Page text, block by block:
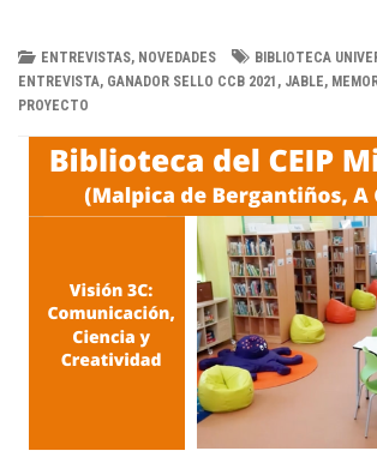
n
e
d
ENTREVISTAS, NOVEDADES BIBLIOTECA
ENTREVISTA, GANADOR SELLO CCB 2021 , JABLE,
PROYECTO